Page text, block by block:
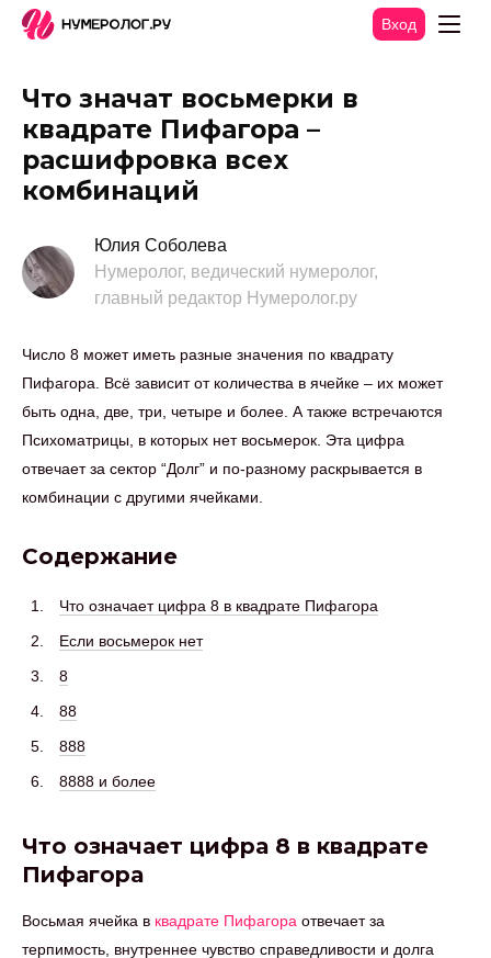
Вход
Что значат восьмерки в
квадрате Пифагора –
расшифровка всех
комбинаций
Юлия Соболева
Нумеролог, ведический нумеролог,
главный редактор Нумеролог.ру
Число 8 может иметь разные значения по квадрату
Пифагора. Всё зависит от количества в ячейке – их может
быть одна, две, три, четыре и более. А также встречаются
Психоматрицы, в которых нет восьмерок. Эта цифра
отвечает за сектор “Долг” и по-разному раскрывается в
комбинации с другими ячейками.
Содержание
Что означает цифра 8 в квадрате Пифагора
Если восьмерок нет
8
88
888
8888 и более
Что означает цифра 8 в квадрате
Пифагора
Восьмая ячейка в квадрате Пифагора отвечает за
терпимость, внутреннее чувство справедливости и долга